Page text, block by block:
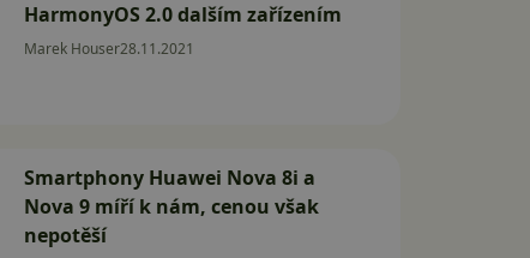
HarmonyOS 2.0 dalším zařízením
Marek Houser28.11.2021
Smartphony Huawei Nova 8i a
Nova 9 míří k nám, cenou však
nepotěší